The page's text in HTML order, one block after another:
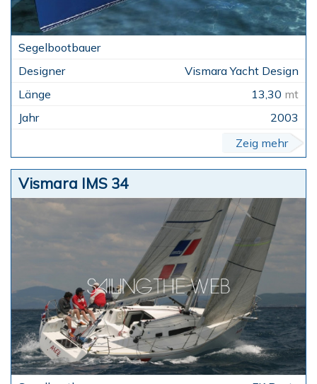
Vismara Yacht Design
13,30 mt
2003
Zeig mehr
Vismara IMS 34